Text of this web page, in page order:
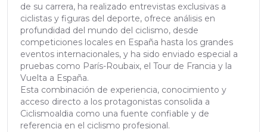
de su carrera, ha realizado entrevistas exclusivas a
ciclistas y figuras del deporte, ofrece análisis en
profundidad del mundo del ciclismo, desde
competiciones locales en España hasta los grandes
eventos internacionales, y ha sido enviado especial a
pruebas como París-Roubaix, el Tour de Francia y la
Vuelta a España.
Esta combinación de experiencia, conocimiento y
acceso directo a los protagonistas consolida a
Ciclismoaldia como una fuente confiable y de
referencia en el ciclismo profesional.